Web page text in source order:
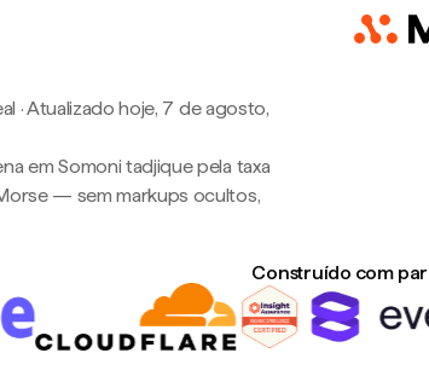
·Atualizado hoje, 7 de agosto,
em Somoni tadjique pela taxa
— sem markups ocultos,
Construído com